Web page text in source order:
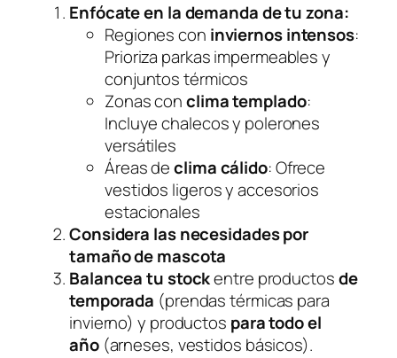
Enfócate en la demanda de tu zona:
Regiones con inviernos intensos:
Prioriza parkas impermeables y
conjuntos térmicos
Zonas conclima templado:
Incluye chalecos y polerones
versátiles
Áreas declima cálido: Ofrece
vestidos ligeros y accesorios
estacionales
Considera las necesidades por
tamaño de mascota
Balancea tu stockentre productosde
temporada (prendas térmicas para
invierno) y productos para todo el
año(arneses, vestidos básicos).